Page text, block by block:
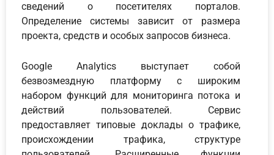
сведений о посетителях порталов.
Определение системы зависит от размера
проекта, средств и особых запросов бизнеса.
Google Analytics выступает собой
безвозмездную платформу с широким
набором функций для мониторинга потока и
действий пользователей. Сервис
предоставляет типовые доклады о трафике,
происхождении трафика, структуре